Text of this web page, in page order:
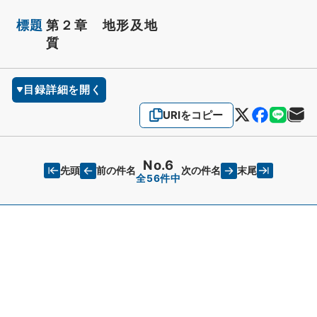
標題 第２章 地形及地
質
目録詳細を開く
URIをコピー
先頭 前の件名 No.6
全56件中
次の件名 末尾